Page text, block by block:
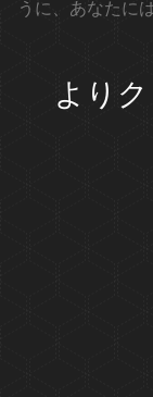
うに、あなたに
より